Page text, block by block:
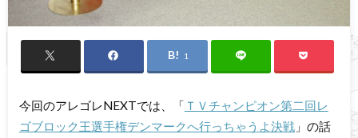
1
今回のアレゴレNEXTでは、「 ＴＶチャンピオン第二回レ
ゴブロック王選手権デンマークへ行っちゃうよ決戦」の話